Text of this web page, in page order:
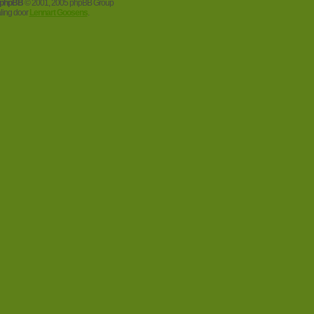
phpBB© 2001, 2005 phpBB Group
door Lennart Goosens.